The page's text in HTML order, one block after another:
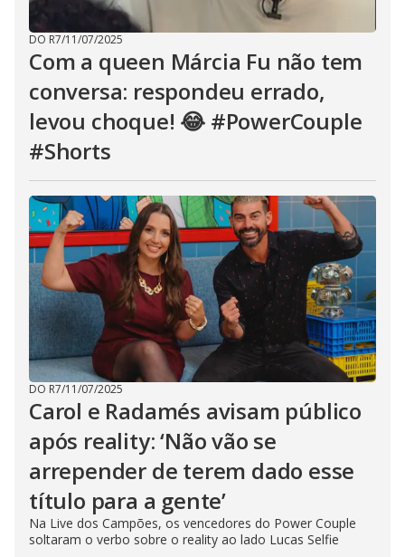
DO R7/11/07/2025
Com a queen Márcia Fu não tem
conversa: respondeu errado,
levou choque! 😂 #PowerCouple
#Shorts
DO R7/11/07/2025
Carol e Radamés avisam público
após reality: ‘Não vão se
arrepender de terem dado esse
título para a gente’
Na Live dos Campões, os vencedores do Power Couple
soltaram o verbo sobre o reality ao lado Lucas Selfie